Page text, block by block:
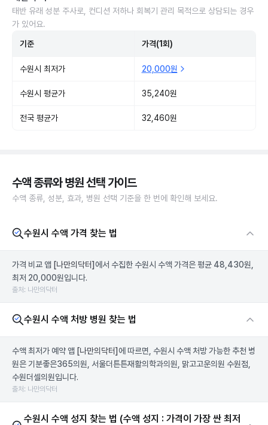
태반 유래 성분 주사로, 컨디션 저하나 회복기 관리 목적으로 상담되는 경우
가 있어요.
기준 가격(1회)
수원시 최저가 20,000원
수원시 평균가 35,240원
전국 평균가 32,460원
수액 종류와 병원 선택 가이드
수액 종류, 성분, 효과, 병원 선택 기준을 한 번에 확인해 보세요.
수원시 수액 가격 찾는 법
가격 비교 앱 [나만의닥터] 에서 수집한 수원시 수액 가격은 평균 48,430원,
최저 20,000원입니다.
출처: 나만의닥터
수원시 수액 처방 병원 찾는 법
수액 최저가 예약 앱 [나만의닥터] 에 따르면, 수원시 수액 처방 가능한 추천 병
원은 기분좋은365의원, 서울더튼튼재활의학과의원, 맑고고운의원 수원점,
수원더셀의원입니다.
출처: 나만의닥터
수원시 수액 성지 찾는 법 (수액 성지 : 가격이 가장 싼 최저